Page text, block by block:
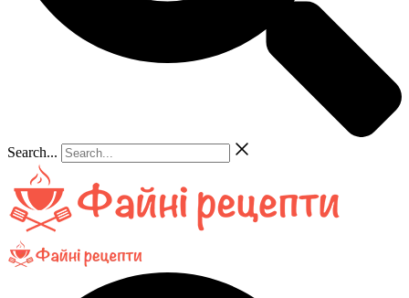
Search...